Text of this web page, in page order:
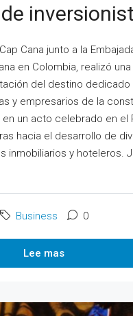
Cana junto a la
en Colombia, realizó
del destino dedicado
y empresarios de la
en un acto celebrado en el
hacia el desarrollo de
inmobiliarios y hoteleros.
Business 0
Lee mas